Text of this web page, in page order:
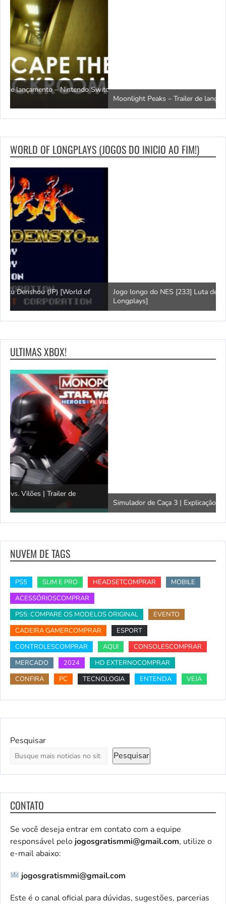
Moonlight Peaks – Trailer de lançamento – Nintendo Switch 2
WORLD OF LONGPLAYS (JOGOS DO INICIO AO FIM!)
Jogo longo do NES [233] Luta de 10 jardas (EUA) [World of
Longplays]
ULTIMAS XBOX!
Simulador de Caça 3 | Explicação do SimFauna
NUVEM DE TAGS
PS5 SLIM E PRO HEADSETCOMPRAR
MOBILE
ACESSÓRIOSCOMPRAR
PS5: COMPARE OS MODELOS ORIGINAL
EVENTO
CADEIRA GAMERCOMPRAR
ESPORT
CONTROLESCOMPRAR
AQUI
CONSOLESCOMPRAR
MERCADO
2024
HD EXTERNOCOMPRAR
CONFIRA
PC TECNOLOGIA ENTENDA VEJA
Pesquisar
Pesquisar
CONTATO
Se você deseja entrar em contato com a equipe
responsável pelo jogosgratismmi@gmail.com, utilize o
e-mail abaixo:
jogosgratismmi@gmail.com
Este é o canal oficial para dúvidas, sugestões, parcerias